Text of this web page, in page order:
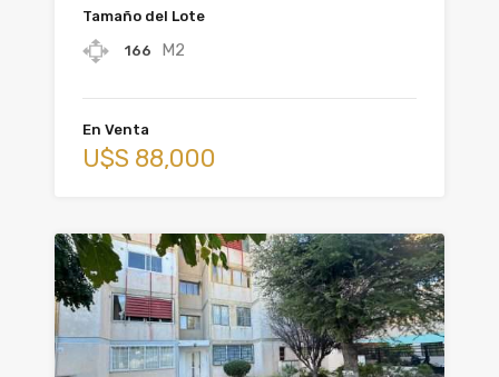
Tamaño del Lote
166 M2
En Venta
U$S 88,000